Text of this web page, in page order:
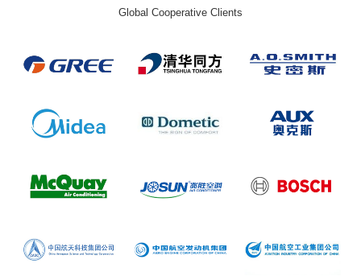
Global Cooperative Clients